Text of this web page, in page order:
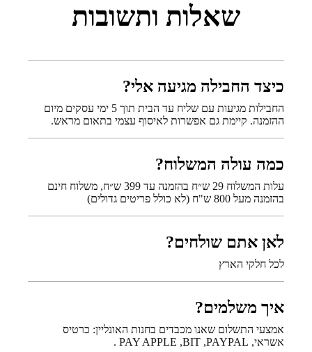
שאלות ותשובות
כיצד החבילה מגיעה אלי?
החבילות מגיעות עם שליח עד הבית תוך 5 ימי עסקים מיום
ההזמנה. קיימת גם אפשרות לאיסוף עצמי בתאום מראש.
כמה עולה המשלוח?
עלות המשלוח 29 ש״ח בהזמנה עד 399 ש״ח, משלוח חינם
בהזמנה מעל 800 ש"ח (לא כולל פריטים גדולים)
לאן אתם שולחים?
לכל חלקי הארץ
איך משלמים?
אמצעי התשלום שאנו מכבדים בחנות האונליין: כרטיס
אשראי, PAY APPLE ,BIT ,PAYPAL .